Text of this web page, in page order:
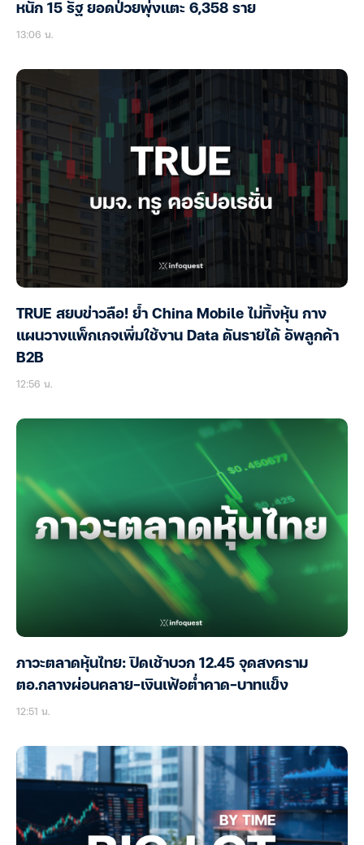
หนัก 15 รัฐ ยอดป่วยพุ่งแตะ 6,358 ราย
13:06 น.
TRUE สยบข่าวลือ! ย้ำ China Mobile ไม่ทิ้งหุ้น กาง
แผนวางแพ็กเกจเพิ่มใช้งาน Data ดันรายได้ อัพลูกค้า
B2B
12:56 น.
ภาวะตลาดหุ้นไทย: ปิดเช้าบวก 12.45 จุดสงคราม
ตอ.กลางผ่อนคลาย-เงินเฟ้อต่ำคาด-บาทแข็ง
12:51 น.